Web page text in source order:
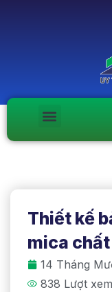
Thiết kế
mica
14 Tháng
838 Lượt xem